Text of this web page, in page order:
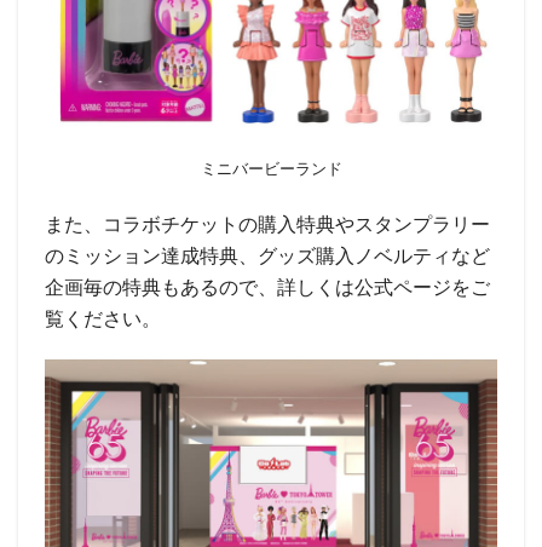
ミニバービーランド
また、コラボチケットの購入特典やスタンプラリー
のミッション達成特典、グッズ購入ノベルティなど
企画毎の特典もあるので、詳しくは公式ページをご
覧ください。